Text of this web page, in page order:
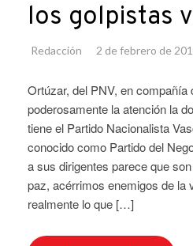
los golpistas
Redacción 2 de febrero de
Ortúzar, del PNV, en compañía
poderosamente la atención la
tiene el Partido Nacionalista
conocido como Partido del
a sus dirigentes parece que
paz, acérrimos enemigos de la
realmente lo que […]